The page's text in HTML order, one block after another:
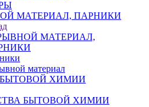
МАТЕРИАЛ, ПАРНИКИ
МАТЕРИАЛ,
материал
БЫТОВОЙ ХИМИИ
БЫТОВОЙ ХИМИИ